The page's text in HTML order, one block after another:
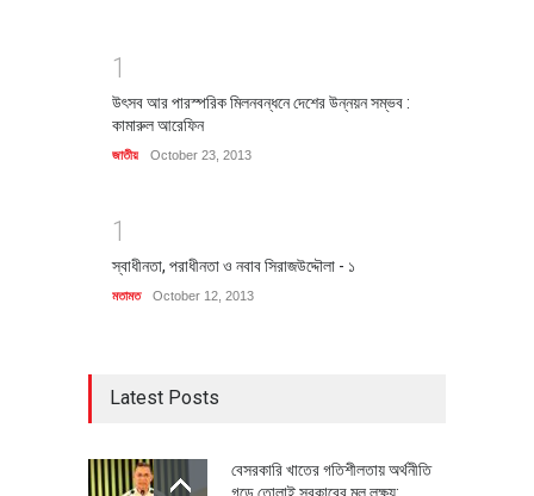
1
উৎসব আর পারস্পরিক মিলনবন্ধনে দেশের উন্নয়ন সম্ভব :
কামারুল আরেফিন
জাতীয় October 23, 2013
1
স্বাধীনতা, পরাধীনতা ও নবাব সিরাজউদ্দৌলা - ১
মতামত October 12, 2013
Latest Posts
বেসরকারি খাতের গতিশীলতায় অর্থনীতি